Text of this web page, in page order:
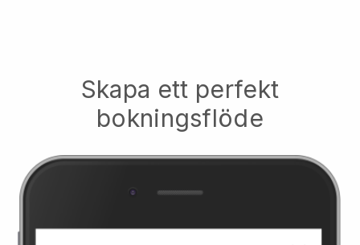
Skapa ett perfekt
bokningsflöde